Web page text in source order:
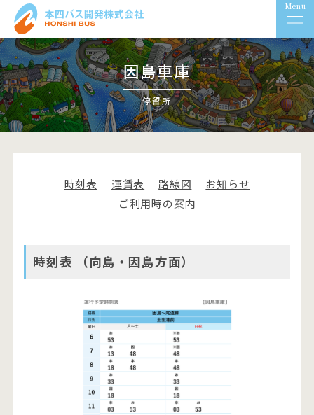
Menu
因島車庫
停留所
時刻表 運賃表 路線図
お知らせ
ご利用時の案内
時刻表 （向島・因島方面）